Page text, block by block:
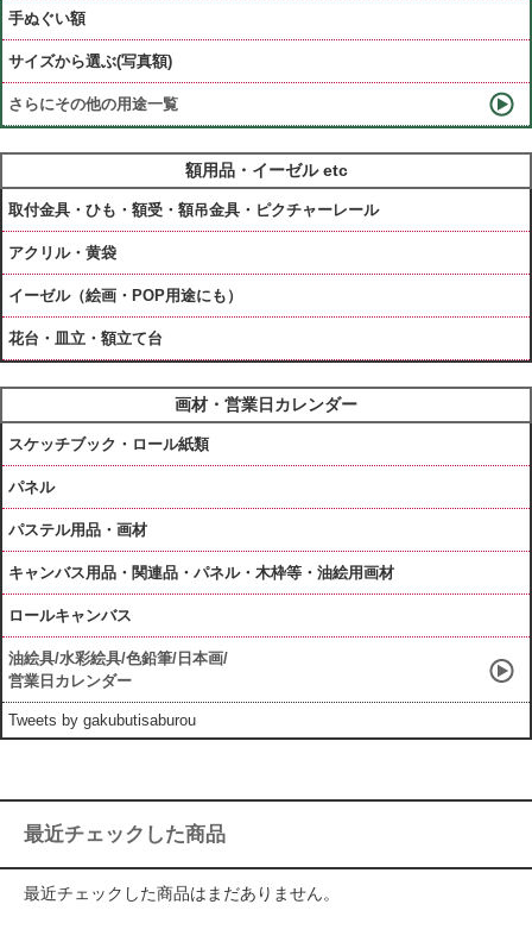
手ぬぐい額
サイズから選ぶ(写真額)
さらにその他の用途一覧
額用品・イーゼル etc
取付金具・ひも・額受・額吊金具・ピクチャーレール
アクリル・黄袋
イーゼル（絵画・POP用途にも）
花台・皿立・額立て台
画材・営業日カレンダー
スケッチブック・ロール紙類
パネル
パステル用品・画材
キャンバス用品・関連品・パネル・木枠等・油絵用画材
ロールキャンバス
油絵具/水彩絵具/色鉛筆/日本画/
営業日カレンダー
Tweets by gakubutisaburou
最近チェックした商品
最近チェックした商品はまだありません。